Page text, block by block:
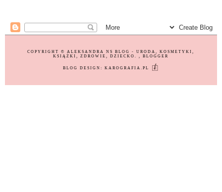
COPYRIGHT ©ALEKSANDRA NS BLOG - URODA, KOSMETYKI,
KSIĄŻKI, ZDROWIE, DZIECKO., BLOGGER
BLOG DESIGN:KAROGRAFIA.PL